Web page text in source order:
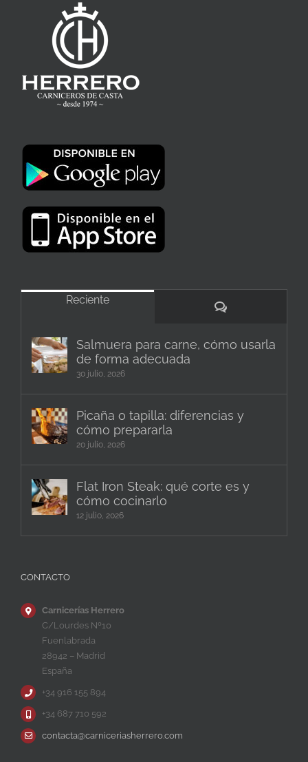
Reciente
Comentarios
Salmuera para carne, cómo usarla
de forma adecuada
30 julio, 2026
Picaña o tapilla: diferencias y
cómo prepararla
20 julio, 2026
Flat Iron Steak: qué corte es y
cómo cocinarlo
12 julio, 2026
CONTACTO
Carnicerías Herrero
C/Lourdes Nº10
Fuenlabrada
28942 – Madrid
España
+34 916 155 894
+34 687 710 592
contacta@carniceriasherrero.com